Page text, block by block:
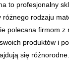
to profesjonalny
różnego rodzaju
polecana firmom
produktów i
się